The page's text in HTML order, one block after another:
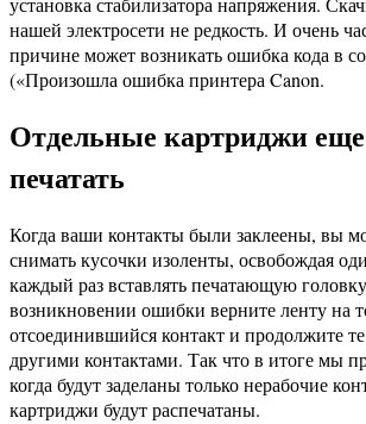
нашей электросети не редкость. И очень
причине может возникать ошибка кода в
(«Произошла ошибка принтера Canon.
Отдельные картриджи
печатать
Когда ваши контакты были заклеены, вы
снимать кусочки изоленты, освобождая
каждый раз вставлять печатающую
возникновении ошибки верните ленту на
отсоединившийся контакт и продолжите
другими контактами. Так что в итоге мы
когда будут заделаны только нерабочие
картриджи будут распечатаны.